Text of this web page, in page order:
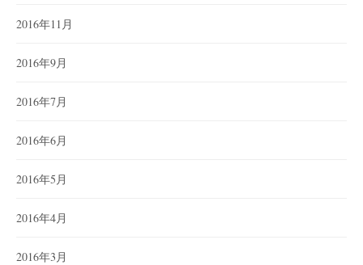
2016年11月
2016年9月
2016年7月
2016年6月
2016年5月
2016年4月
2016年3月